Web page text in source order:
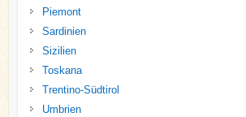
Piemont
Sardinien
Sizilien
Toskana
Trentino-Südtirol
Umbrien